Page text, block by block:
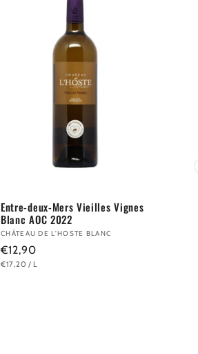
Entre-deux-Mers Vieilles Vignes
Blanc AOC 2022
Anbieter:
CHÂTEAU DE L'HOSTE BLANC
Normaler
Preis
€12,90
GRUNDPREIS
€17,20 / PRO
L